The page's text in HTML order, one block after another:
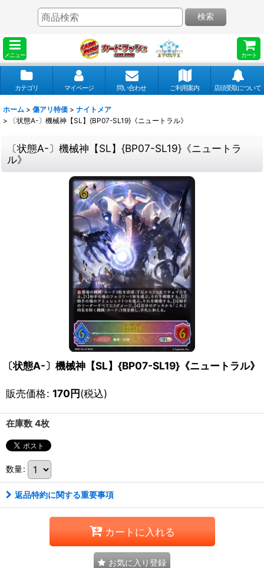
メニュー カート
検索
カテゴリ マイページ 問い合わせ ご利用案内 店頭受取について
ホーム > 傷アリ特価 > ナイトメア
>
〔状態A-〕機械神【SL】{BP07-SL19}《ニュートラル》
〔状態A-〕機械神【SL】{BP07-SL19}《ニュートラ
ル》
〔状態A-〕機械神【SL】{BP07-SL19}《ニュートラル》
販売価格: 170円(税込)
在庫数 4枚
数量:
返品特約に関する重要事項
カートに入れる
お気に入り登録